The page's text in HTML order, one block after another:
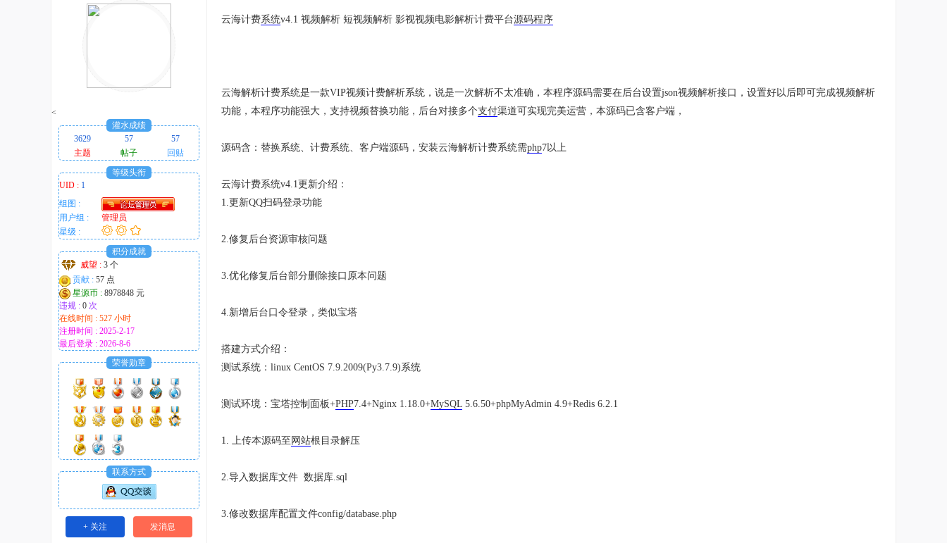
！
<
灌水成绩
3629
57
57
主题
帖子
回贴
等级头衔
UID : 1
组图 :
用户组 :
管理员
星级 :
积分成就
威望 : 3 个
贡献 : 57 点
星源币 : 8978848 元
违规 : 0 次
在线时间 : 527 小时
注册时间 : 2025-2-17
最后登录 : 2026-8-6
荣誉勋章
联系方式
+ 关注 发消息
云海计费系统v4.1 视频解析 短视频解析 影视视频电影解析计费平台源码程序
云海解析计费系统是一款VIP视频计费解析系统，说是一次解析不太准确，本程序源码需要在后台设置json视频解析接口，设置好以后即可完成视频解析
功能，本程序功能强大，支持视频替换功能，后台对接多个支付渠道可实现完美运营，本源码已含客户端，
源码含：替换系统、计费系统、客户端源码，安装云海解析计费系统需php7以上
云海计费系统v4.1更新介绍：
1.更新QQ扫码登录功能
2.修复后台资源审核问题
3.优化修复后台部分删除接口原本问题
4.新增后台口令登录，类似宝塔
搭建方式介绍：
测试系统：linux CentOS 7.9.2009(Py3.7.9)系统
测试环境：宝塔控制面板+PHP7.4+Nginx 1.18.0+MySQL 5.6.50+phpMyAdmin 4.9+Redis 6.2.1
1. 上传本源码至 网站根目录解压
2.导入数据库文件 数据库.sql
3.修改数据库配置文件config/database.php